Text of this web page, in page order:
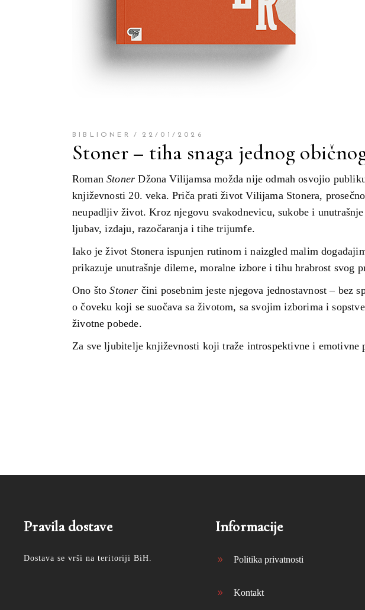
BIBLIONER 22/01/2026
Stoner – tiha snaga jednog
RomanStoner Džona Vilijamsa možda nije odmah osvojio
književnosti 20. veka. Priča prati život Vilijama Stonera,
neupadljiv život. Kroz njegovu svakodnevicu, sukobe i
ljubav, izdaju, razočaranja i tihe trijumfe.
Iako je život Stonera ispunjen rutinom i naizgled malim
prikazuje unutrašnje dileme, moralne izbore i tihu hrabrost svog
Ono štoStoner čini posebnim jeste njegova jednostavnost – bez
o čoveku koji se suočava sa životom, sa svojim izborima i
životne pobede.
Za sve ljubitelje književnosti koji traže introspektivne i emotivne
Pravila dostave
Dostava se vrši na teritoriji BiH.
Informacije
Politika privatnosti
Kontakt